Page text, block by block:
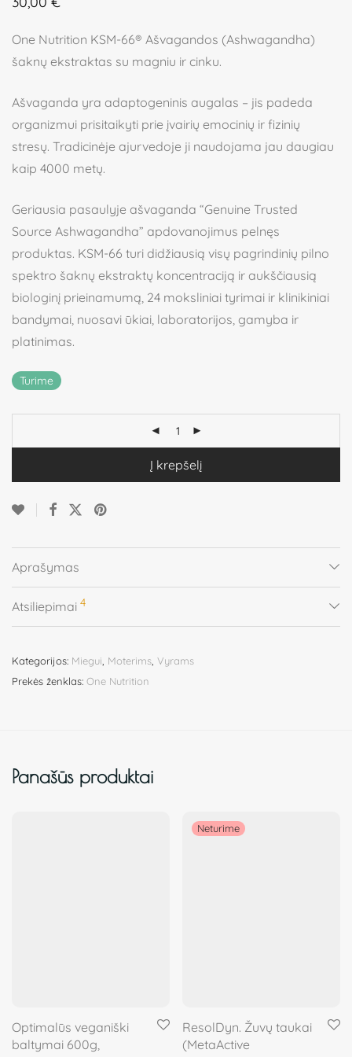
5.00iš 5 (viso
One Nutrition KSM-66® Ašvagandos (Ashwagandha)
šaknų ekstraktas su magniu ir cinku.
Ašvaganda yra adaptogeninis augalas – jis padeda
organizmui prisitaikyti prie įvairių emocinių ir fizinių
stresų. Tradicinėje ajurvedoje ji naudojama jau daugiau
kaip 4000 metų.
Geriausia pasaulyje ašvaganda “Genuine Trusted
Source Ashwagandha” apdovanojimus pelnęs
produktas. KSM-66 turi didžiausią visų pagrindinių pilno
spektro šaknų ekstraktų koncentraciją ir aukščiausią
biologinį prieinamumą, 24 moksliniai tyrimai ir klinikiniai
bandymai, nuosavi ūkiai, laboratorijos, gamyba ir
platinimas.
Turime
Į krepšelį
Aprašymas
Atsiliepimai 4
Kategorijos: Miegui Moterims Vyrams
Prekės ženklas: One Nutrition
Panašūs produktai
Optimalūs veganiški
baltymai 600g,
ResolDyn. Žuvų taukai
(MetaActive